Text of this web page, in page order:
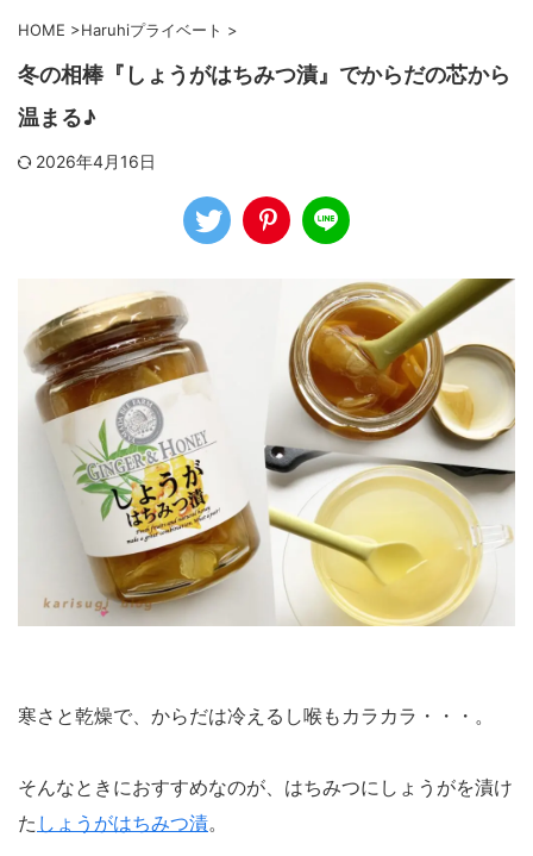
HOME >Haruhiプライベート >
冬の相棒『しょうがはちみつ漬』でからだの芯から
温まる♪
2026年4月16日
寒さと乾燥で、からだは冷えるし喉もカラカラ・・・。
そんなときにおすすめなのが、はちみつにしょうがを漬け
た しょうがはちみつ漬。